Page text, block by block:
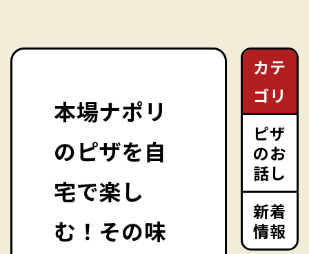
本場ナポリ
のピザを自
宅で楽し
む！その味
カテ
ゴリ
ピザ
のお
話し
新着
情報